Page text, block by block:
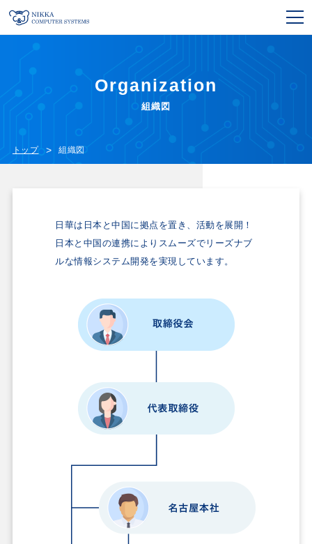
Organization
組織図
トップ 組織図
日華は日本と中国に拠点を置き、活動を展開！
日本と中国の連携によりスムーズでリーズナブ
ルな情報システム開発を実現しています。